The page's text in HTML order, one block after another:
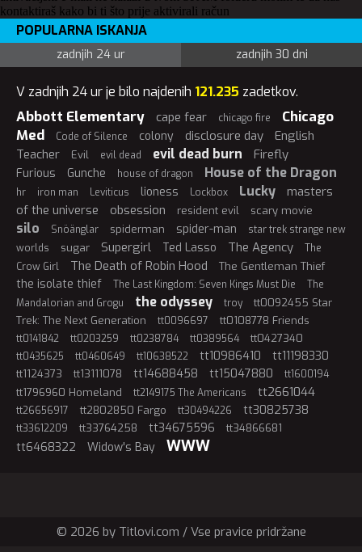
kontaktiraš kako bi ti što prije aktivirali račun
POPULARNA ISKANJA
zadnjih 24 ur zadnjih 30 dni
V zadnjih 24 ur je bilo najdenih 121.235 zadetkov.
Abbott Elementary cape fear chicago fire
Chicago
Med
Code of Silence colony disclosure day
English
Teacher
Evil evil dead evil dead burn Firefly
Furious Gunche house of dragon House of the Dragon
hr iron man Leviticus lioness Lockbox Lucky
masters
of the universe
obsession resident evil scary movie
silo Snöänglar spiderman spider-man
star trek strange new
worlds
sugar Supergirl Ted Lasso The Agency
The
Crow Girl
The Death of Robin Hood The Gentleman Thief
the isolate thief The Last Kingdom: Seven Kings Must Die
The
Mandalorian and Grogu
the odyssey troy
tt0092455 Star
Trek: The Next Generation
tt0096697 tt0108778 Friends
tt0141842 tt0203259 tt0238784 tt0389564 tt0427340
tt0435625 tt0460649 tt10638522 tt10986410 tt11198330
tt1124373 tt13111078 tt14688458 tt15047880 tt1600194
tt1796960 Homeland tt2149175 The Americans tt2661044
tt26656917 tt2802850 Fargo tt30494226 tt30825738
tt33612209 tt33764258 tt34675596 tt34866681
tt6468322 Widow's Bay WWW
© 2026 by Titlovi.com / Vse pravice pridržane